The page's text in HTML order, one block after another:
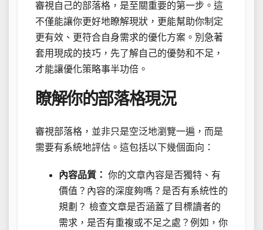
審視自己的部落格，是至關重要的第一步。這
不僅能讓你更好地瞭解現狀，更能幫助你制定
更有效、更符合自身需求的優化方案。別急著
套用現成的技巧，先了解自己的優勢和不足，
才能讓優化策略事半功倍。
瞭解你的部落格現況
審視部落格，並非只是空泛地瀏覽一遍，而是
需要有系統地評估。這包括以下幾個面向：
內容品質： 你的文章內容是否獨特、有
價值？內容的深度夠嗎？是否有系統性的
規劃？ 檢查文章是否涵蓋了目標讀者的
需求，是否有重複或不足之處？例如，你